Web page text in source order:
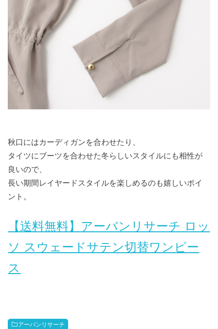
秋口にはカーディガンを合わせたり、
タイツにブーツを合わせた冬らしいスタイルにも相性が
良いので、
長い期間レイヤードスタイルを楽しめるのも嬉しいポイ
ント。
【送料無料】アーバンリサーチ ロッ
ソ スウェードサテン切替ワンピー
ス
アーバンリサーチ